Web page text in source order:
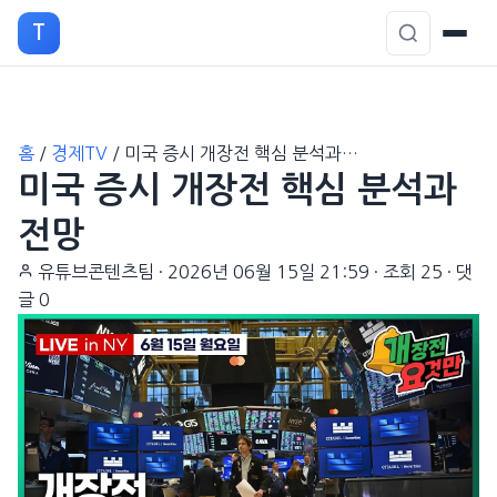
T
홈 / 경제TV / 미국 증시 개장전 핵심 분석과…
미국 증시 개장전 핵심 분석과
전망
유튜브콘텐츠팀 · 2026년 06월 15일 21:59 · 조회 25 · 댓
글 0